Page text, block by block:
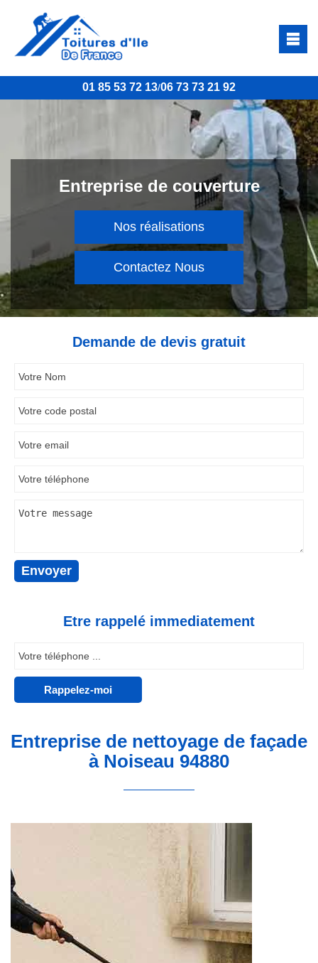
01 85 53 72 13/06 73 73 21 92
Entreprise de couverture
Nos réalisations
Contactez Nous
Demande de devis gratuit
Etre rappelé immediatement
Entreprise de nettoyage de façade
à Noiseau 94880